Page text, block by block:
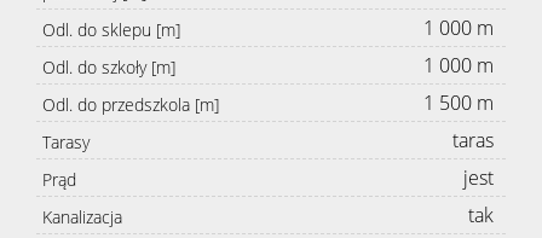
Odl. do sklepu [m] 1 000 m
Odl. do szkoły [m] 1 000 m
Odl. do przedszkola [m] 1 500 m
Tarasy taras
Prąd jest
Kanalizacja tak